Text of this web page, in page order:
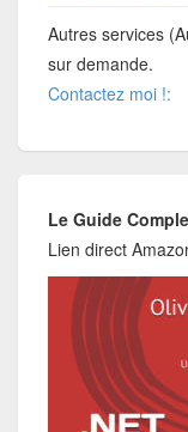
Autres services
sur demande.
Contactez moi !:
Le Guide
Lien direct